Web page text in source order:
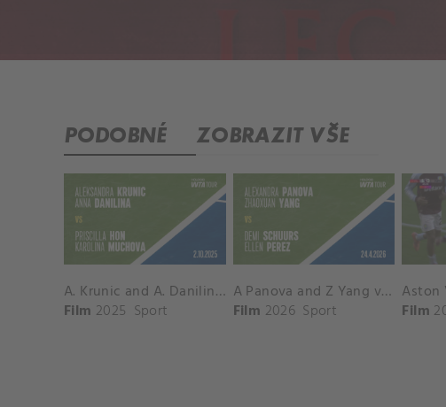
PODOBNÉ ZOBRAZIT VŠE
A. Krunic and A. Danilina vs. P. Hon and K. Muchova Match Highlights - BEIJING_Capital Group Diamond ( October 02, 2025)
Film 2025 Sport
A Panova and Z Yang vs D Schuurs and E Perez Match Highlights - MADRID_Court 8 ( April 24, 2026)
Film 2026 Sport
Film